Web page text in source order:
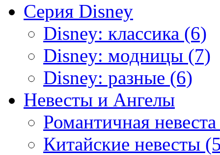
Серия Disney
Disney: классика (6)
Disney: модницы (7)
Disney: разные (6)
Невесты и Ангелы
Романтичная
Китайские невесты